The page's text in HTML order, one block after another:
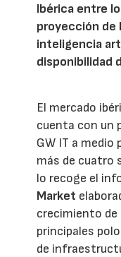
Ibérica entre
proyección de
inteligencia
disponibilidad
El mercado
cuenta con un
GW IT a
más de cuatro
lo recoge el
Market
crecimiento de
principales
de